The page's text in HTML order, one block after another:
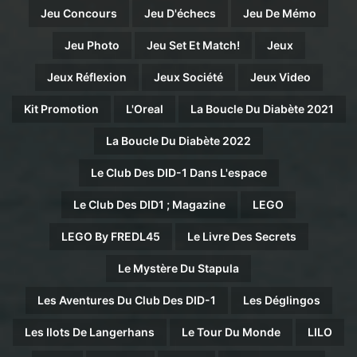
Jeu Concours Jeu D'échecs Jeu De Mémo
Jeu Photo Jeu Set Et Match! Jeux
Jeux Réflexion Jeux Société Jeux Video
Kit Promotion L'Oreal La Boucle Du Diabète 2021
La Boucle Du Diabète 2022
Le Club Des DID-1 Dans L'espace
Le Club Des DID1 ; Magazine LEGO
LEGO By FREDL45 Le Livre Des Secrets
Le Mystère Du Stapula
Les Aventures Du Club Des DID-1 Les Déglingos
Les Ilots De Langerhans Le Tour Du Monde LILO